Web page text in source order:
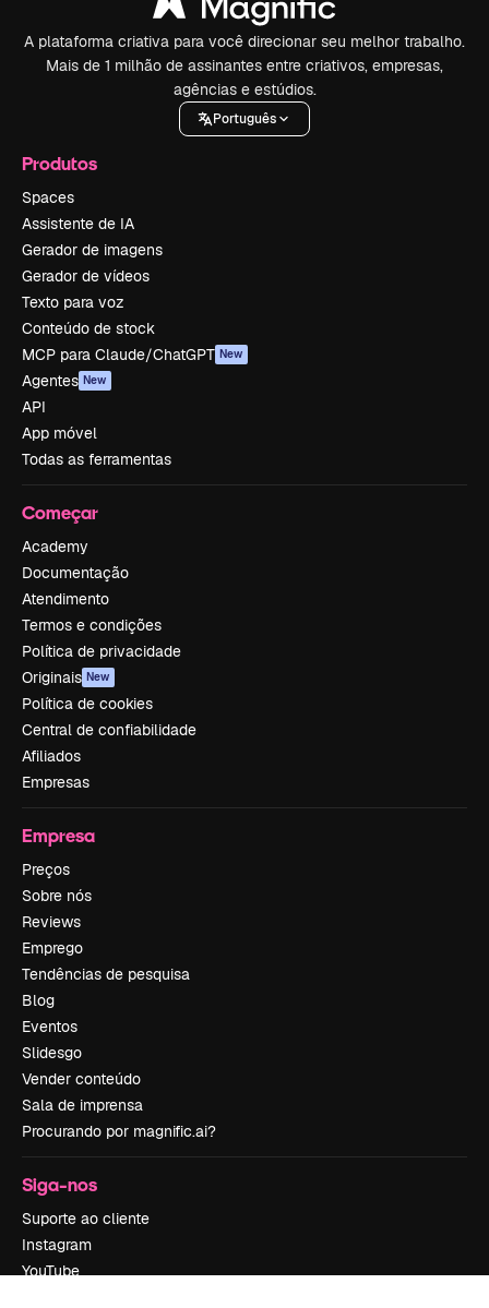
A plataforma criativa para você direcionar seu melhor trabalho.
Mais de 1 milhão de assinantes entre criativos, empresas,
agências e estúdios.
Português
Produtos
Spaces
Assistente de IA
Gerador de imagens
Gerador de vídeos
Texto para voz
Conteúdo de stock
MCP para Claude/ChatGPT New
Agentes New
API
App móvel
Todas as ferramentas
Começar
Academy
Documentação
Atendimento
Termos e condições
Política de privacidade
Originais New
Política de cookies
Central de confiabilidade
Afiliados
Empresas
Empresa
Preços
Sobre nós
Reviews
Emprego
Tendências de pesquisa
Blog
Eventos
Slidesgo
Vender conteúdo
Sala de imprensa
Procurando por magnific.ai?
Siga-nos
Suporte ao cliente
Instagram
YouTube